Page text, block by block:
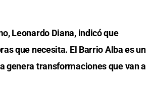
Leonardo Diana, indicó que
que necesita. El Barrio Alba es un
genera transformaciones que van a